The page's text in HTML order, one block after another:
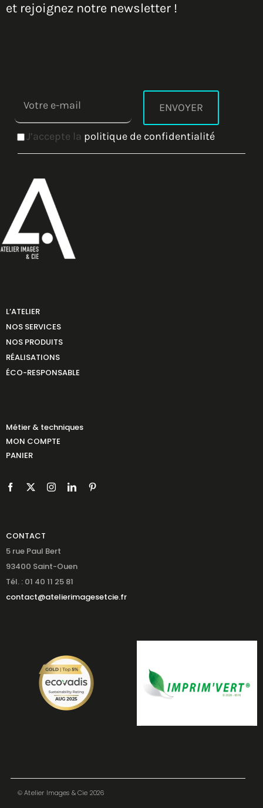
et rejoignez notre newsletter !
J’accepte la politique de confidentialité
L’ATELIER
NOS SERVICES
NOS PRODUITS
RÉALISATIONS
ÉCO-RESPONSABLE
Métier & techniques
MON COMPTE
PANIER
CONTACT
5 rue Paul Bert
93400 Saint-Ouen
Tél. : 01 40 11 25 81
contact@atelierimagesetcie.fr
© Atelier Images & Cie 2026